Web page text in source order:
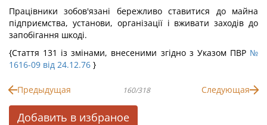
Працівники зобов'язані бережливо ставитися до майна
підприємства, установи, організації і вживати заходів до
запобігання шкоді.
{Стаття 131 із змінами, внесеними згідно з Указом ПВР №
1616-09 від 24.12.76 }
Предыдущая 160/318 Следующая
Добавить в избраное